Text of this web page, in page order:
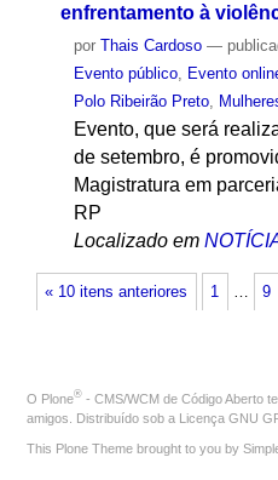
enfrentamento à
por Thais Cardoso —
Evento público, Evento
Polo Ribeirão Preto,
Evento, que será
de setembro, é
Magistratura em
RP
Localizado em
« 10 itens anteriores 1 9
O Plone® - CMS/WCM de Código Aberto
amigos. Distribuído sob a Licença GNU
This Plone Theme brought to you by